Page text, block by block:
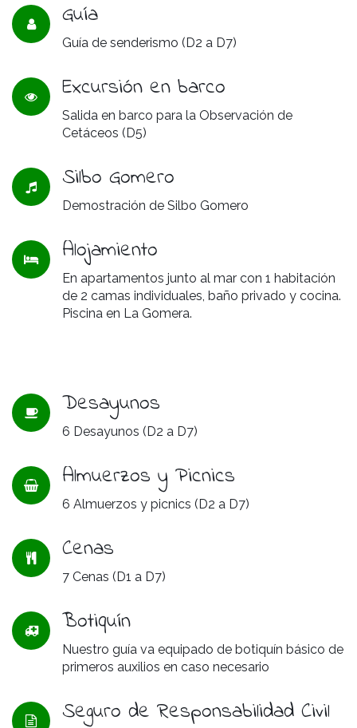
Guía
Guía de senderismo (D2 a D7)
Excursión en barco
Salida en barco para la Observación de
Cetáceos (D5)
Silbo Gomero
Demostración de Silbo Gomero
Alojamiento
En apartamentos junto al mar con 1 habitación
de 2 camas individuales, baño privado y cocina.
Piscina en La Gomera.
Desayunos
6 Desayunos (D2 a D7)
Almuerzos y Picnics
6 Almuerzos y picnics (D2 a D7)
Cenas
7 Cenas (D1 a D7)
Botiquín
Nuestro guía va equipado de botiquín básico de
primeros auxilios en caso necesario
Seguro de Responsabilidad Civil